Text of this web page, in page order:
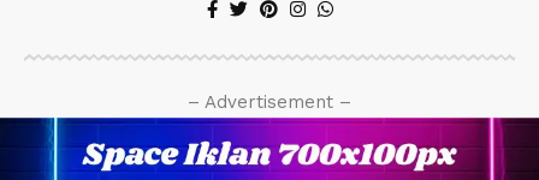
– Advertisement –